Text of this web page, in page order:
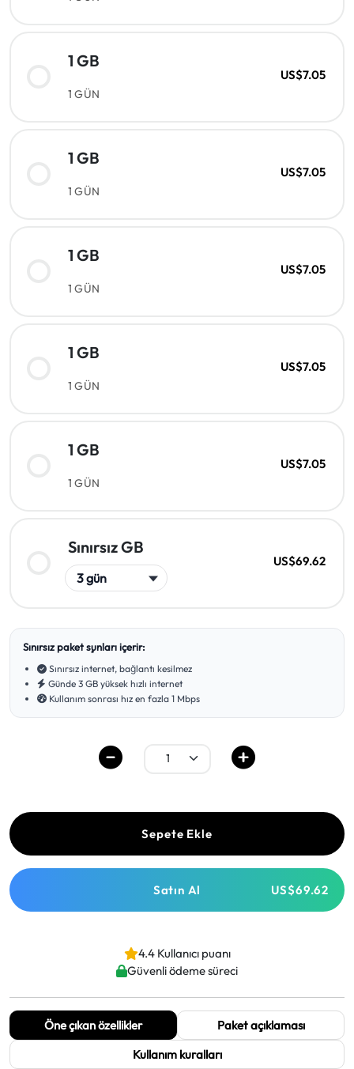
1 GB
1 GÜN
US$7.05
1 GB
1 GÜN
US$7.05
1 GB
1 GÜN
US$7.05
1 GB
1 GÜN
US$7.05
1 GB
1 GÜN
US$7.05
Sınırsız GB
US$69.62
Sınırsız paket şunları içerir:
Sınırsız internet, bağlantı kesilmez
Günde 3 GB yüksek hızlı internet
Kullanım sonrası hız en fazla 1 Mbps
Sepete Ekle
Satın Al US$69.62
4.4 Kullanıcı puanı
Güvenli ödeme süreci
Öne çıkan özellikler
Paket açıklaması
Kullanım kuralları